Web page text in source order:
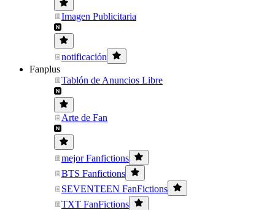
Imagen Publicitaria
notificación
Fanplus
Tablón de Anuncios Libre
Arte de Fan
mejor Fanfictions
BTS Fanfictions
SEVENTEEN FanFictions
TXT FanFictions